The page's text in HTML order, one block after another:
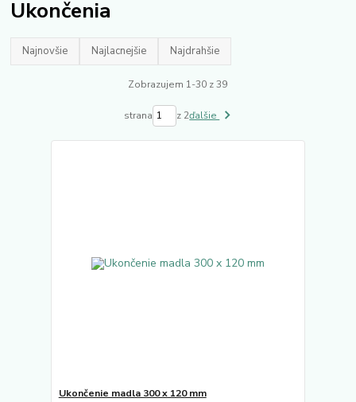
Ukončenia
Najnovšie Najlacnejšie Najdrahšie
Zobrazujem 1-30 z 39
strana z 2ďalšie
Ukončenie madla 300 x 120 mm